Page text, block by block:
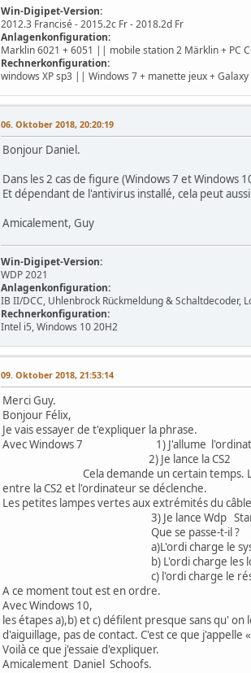
Win-Digipet-Version:
2012.3 Francisé - 2015.2c Fr - 2018.2d Fr
Anlagenkonfiguration:
Marklin 6021 + 6051 || mobile station 2 Märklin + PC
Rechnerkonfiguration:
windows XP sp3 || Windows 7 + manette jeux +
06. Oktober 2018, 20:20:19
Bonjour Daniel.
Dans les 2 cas de figure (Windows 7 et
Et dépendant de l'antivirus installé, cela peut
Amicalement, Guy
Win-Digipet-Version:
WDP 2021
Anlagenkonfiguration:
IB II/DCC, Uhlenbrock Rückmeldung & Schaltdecoder,
Rechnerkonfiguration:
Intel i5, Windows 10 20H2
09. Oktober 2018, 21:53:14
Merci Guy.
Bonjour Félix,
Je vais essayer de t'expliquer la phrase.
Avec Windows 7 1) J'allume
2) Je lance la CS2
Cela demande un certain temps.
entre la CS2 et l'ordinateur se déclenche.
Les petites lampes vertes aux extrémités du
3) Je lance Wdp Startcenter
Que se passe-t-il ?
a)L'ordi charge le système
b) L'ordi charge les
c) l'ordi charge le réseau avec
A ce moment tout est en ordre.
Avec Windows 10,
les étapes a),b) et c) défilent presque sans qu'
d'aiguillage, pas de contact. C'est ce que
Voilà ce que j'essaie d'expliquer.
Amicalement Daniel Schoofs.